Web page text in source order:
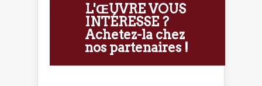
L'ŒUVRE VOUS
INTÉRESSE ?
Achetez-la chez
nos partenaires !